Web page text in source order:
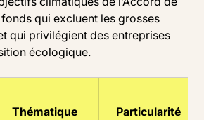
qui excluent les grosses
qui privilégient des entreprises
écologique.
Thématique Particularité